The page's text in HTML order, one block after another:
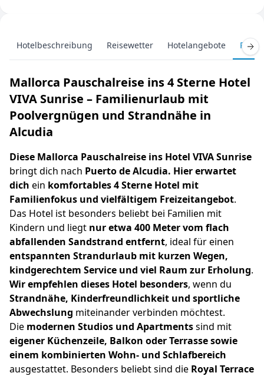
Hotelbeschreibung Reisewetter Hotelangebote
Mallorca Pauschalreise ins 4 Sterne Hotel
VIVA Sunrise – Familienurlaub mit
Poolvergnügen und Strandnähe in
Alcudia
Diese Mallorca Pauschalreise ins Hotel VIVA Sunrise
bringt dich nach Puerto de Alcudia. Hier erwartet
dich ein komfortables 4 Sterne Hotel mit
Familienfokus und vielfältigem Freizeitangebot.
Das Hotel ist besonders beliebt bei Familien mit
Kindern und liegt nur etwa 400 Meter vom flach
abfallenden Sandstrand entfernt, ideal für einen
entspannten Strandurlaub mit kurzen Wegen,
kindgerechtem Service und viel Raum zur Erholung.
Wir empfehlen dieses Hotel besonders, wenn du
Strandnähe, Kinderfreundlichkeit und sportliche
Abwechslung miteinander verbinden möchtest.
Die modernen Studios und Apartmentssind mit
eigener Küchenzeile, Balkon oder Terrasse sowie
einem kombinierten Wohn- und Schlafbereich
ausgestattet. Besonders beliebt sind die Royal Terrace